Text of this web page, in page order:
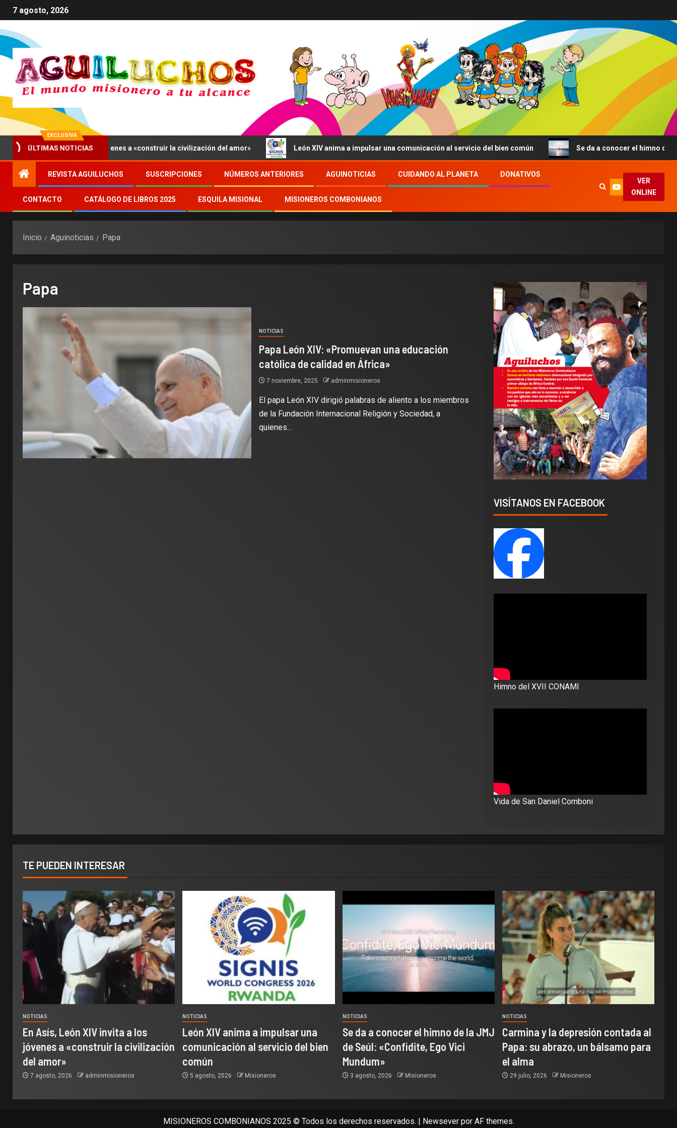
7 agosto, 2026
EXCLUSIVA
ÚLTIMAS NOTICIAS
León XIV invita a los jóvenes a «construir la civilización del amor» León XIV anima a impulsar una comunicación al servicio del bien común Se da a conocer el himno de la JMJ
REVISTA AGUILUCHOS SUSCRIPCIONES NÚMEROS ANTERIORES AGUINOTICIAS CUIDANDO AL PLANETA DONATIVOS
CONTACTO CATÁLOGO DE LIBROS 2025 ESQUILA MISIONAL MISIONEROS COMBONIANOS
VER
ONLINE
Inicio Aguinoticias Papa
Papa
NOTICIAS
Papa León XIV: «Promuevan una educación
católica de calidad en África»
7 noviembre, 2025 adminmisioneros
El papa León XIV dirigió palabras de aliento a los miembros
de la Fundación Internacional Religión y Sociedad, a
quienes...
VISÍTANOS EN FACEBOOK
Himno del XVII CONAMI
Vida de San Daniel Comboni
TE PUEDEN INTERESAR
NOTICIAS
En Asís, León XIV invita a los
jóvenes a «construir la civilización
del amor»
7 agosto, 2026 adminmisioneros
NOTICIAS
León XIV anima a impulsar una
comunicación al servicio del bien
común
5 agosto, 2026 Misioneros
NOTICIAS
Se da a conocer el himno de la JMJ
de Seúl: «Confidite, Ego Vici
Mundum»
3 agosto, 2026 Misioneros
NOTICIAS
Carmina y la depresión contada al
Papa: su abrazo, un bálsamo para
el alma
29 julio, 2026 Misioneros
MISIONEROS COMBONIANOS 2025 © Todos los derechos reservados. | Newseverpor AF themes.